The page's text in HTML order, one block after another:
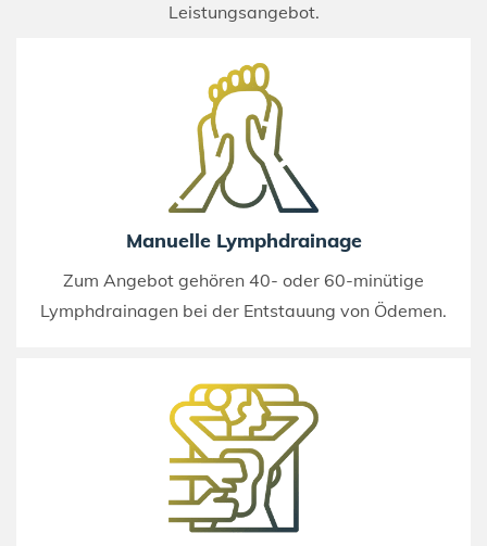
Leistungsangebot.
Manuelle Lymphdrainage
Zum Angebot gehören 40- oder 60-minütige
Lymphdrainagen bei der Entstauung von Ödemen.